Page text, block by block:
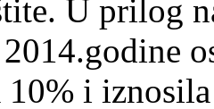
U prilog
10% i